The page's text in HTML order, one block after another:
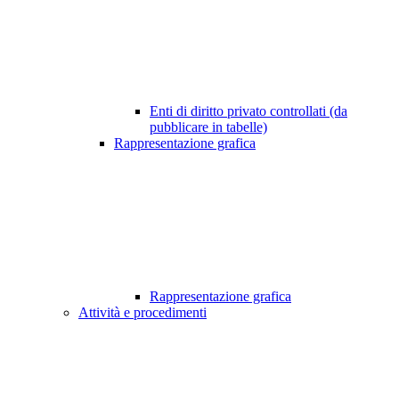
Enti di diritto privato controllati (da
pubblicare in tabelle)
Rappresentazione grafica
Rappresentazione grafica
Attività e procedimenti